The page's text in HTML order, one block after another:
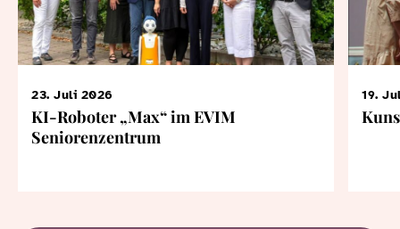
23. Juli 2026
KI-Roboter „Max“ im EVIM
Seniorenzentrum
19.